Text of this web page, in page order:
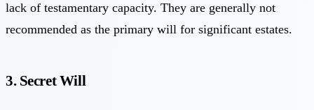
lack of testamentary capacity. They are generally not
recommended as the primary will for significant estates.
3. Secret Will